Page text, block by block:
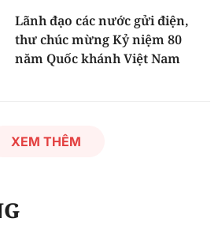
Lãnh đạo các nước gửi điện,
thư chúc mừng Kỷ niệm 80
năm Quốc khánh Việt Nam
XEM THÊM